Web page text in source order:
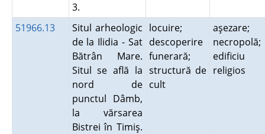
3.
51966.13
Situl arheologic
de la Ilidia - Sat
Bătrân Mare.
Situl se află la
nord de
punctul Dâmb,
la vărsarea
Bistrei în Timiş.
locuire;
descoperire
funerară;
structură de
cult
aşezare;
necropolă;
edificiu
religios